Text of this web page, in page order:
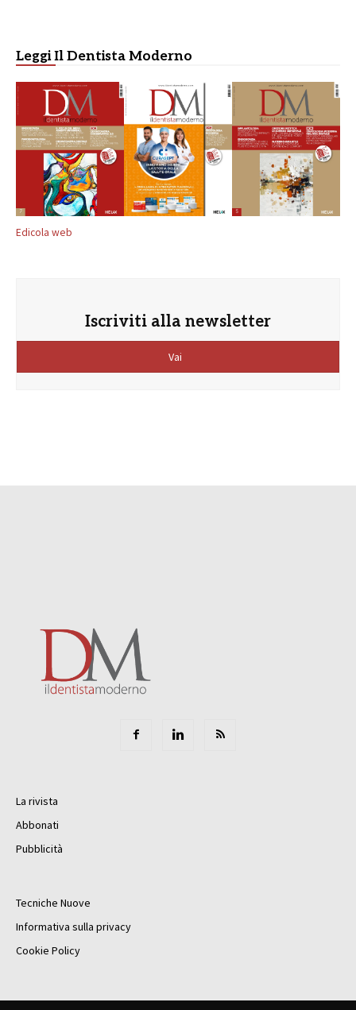
Leggi Il Dentista Moderno
Edicola web
Iscriviti alla newsletter
Vai
La rivista
Abbonati
Pubblicità
Tecniche Nuove
Informativa sulla privacy
Cookie Policy